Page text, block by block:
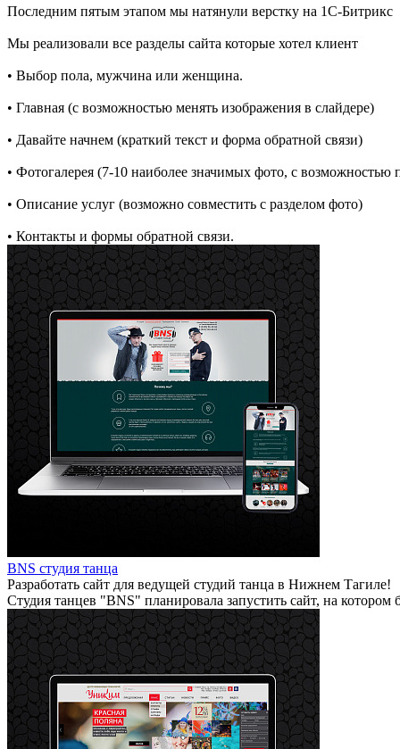
Последним пятым этапом мы натянули верстку на 1С-Битрикс
Мы реализовали все разделы сайта которые хотел клиент
• Выбор пола, мужчина или женщина.
• Главная (с возможностью менять изображения в слайдере)
• Давайте начнем (краткий текст и форма обратной связи)
• Фотогалерея (7-10 наиболее значимых фото, с возможностью
• Описание услуг (возможно совместить с разделом фото)
• Контакты и формы обратной связи.
BNS студия танца
Разработать сайт для ведущей студий танца в Нижнем Тагиле!
Студия танцев "BNS" планировала запустить сайт, на